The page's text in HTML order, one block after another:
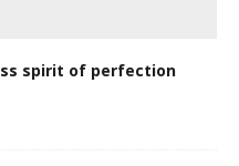
spirit of perfection